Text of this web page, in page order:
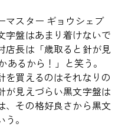
マスター ギョウシェブ
字盤はあまり着けないで
店長は「歳取ると針が見
あるから！」と笑う。
を買えるのはそれなりの
が見えづらい黒文字盤は
、その格好良さから黒文
。